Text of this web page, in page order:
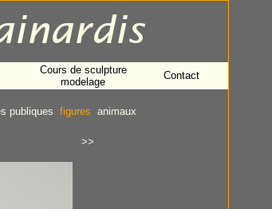
Cours de sculpture
modelage
Contact
publiques figures animaux
>>